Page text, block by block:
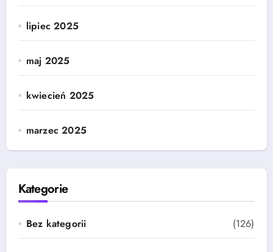
lipiec 2025
maj 2025
kwiecień 2025
marzec 2025
Kategorie
Bez kategorii (126)